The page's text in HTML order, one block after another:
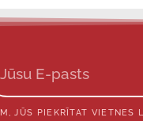
JŪS PIEKRĪTAT VIETNES